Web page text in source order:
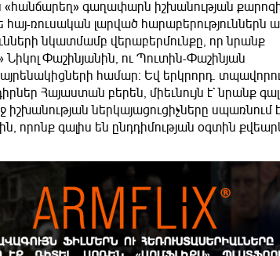
«հանճարեղ» գաղափարն իշխանության
ռուսական լարված հարաբերություններն
նկատմամբ վերաբերմունքը, որ նրանք
Փաշինյանին, ու Պուտին-Փաշինյան
համար: Եվ երկրորդ.
Հայաստան բերեն, միեւնույն է` նրանք
ներկայացուցիչները սպառնում
գալիս են ընդդիմության օգտին